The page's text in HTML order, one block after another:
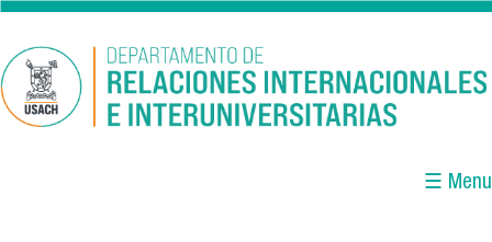
Pasar al contenido principal
☰ Menu